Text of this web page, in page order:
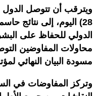
ويترقب أن تتوصل
28) اليوم، إلى نتائج
الدولي للحفاظ على
محاولات المفاوضين
مسودة البيان النهائي
وتركز المفاوضات في